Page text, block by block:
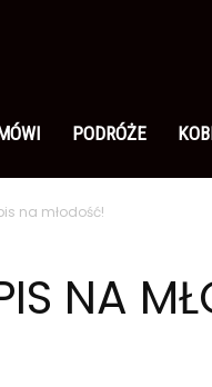
PODRÓŻE
na młodość!
NA